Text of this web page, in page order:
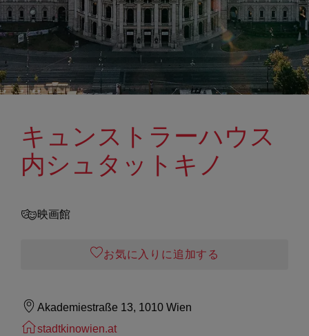
キュンストラーハウス
内シュタットキノ
映画館
お気に入りに追加する
Akademiestraße 13, 1010 Wien
stadtkinowien.at